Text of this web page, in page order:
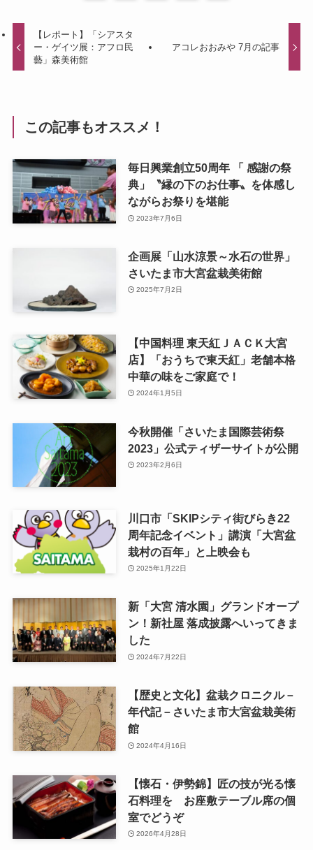
【レポート】「シアスタ
ー・ゲイツ展：アフロ民
藝」森美術館
アコレおおみや 7月の記事
この記事もオススメ！
毎日興業創立50周年 「 感謝の祭
典」〝縁の下のお仕事〟を体感し
ながらお祭りを堪能
2023年7月6日
企画展「山水涼景～水石の世界」
さいたま市大宮盆栽美術館
2025年7月2日
【中国料理 東天紅ＪＡＣＫ大宮
店】「おうちで東天紅」老舗本格
中華の味をご家庭で！
2024年1月5日
今秋開催「さいたま国際芸術祭
2023」公式ティザーサイトが公開
2023年2月6日
川口市「SKIPシティ街びらき22
周年記念イベント」講演「大宮盆
栽村の百年」と上映会も
2025年1月22日
新「大宮 清水園」グランドオープ
ン！新社屋 落成披露へいってきま
した
2024年7月22日
【歴史と文化】盆栽クロニクル－
年代記－さいたま市大宮盆栽美術
館
2024年4月16日
【懐石・伊勢錦】匠の技が光る懐
石料理を お座敷テーブル席の個
室でどうぞ
2026年4月28日